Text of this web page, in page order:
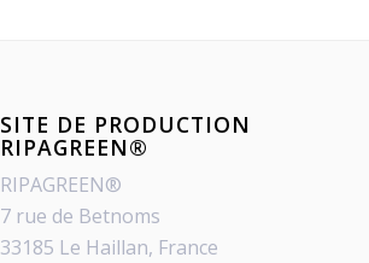
SITE DE PRODUCTION
RIPAGREEN®
RIPAGREEN®
7 rue de Betnoms
33185 Le Haillan, France